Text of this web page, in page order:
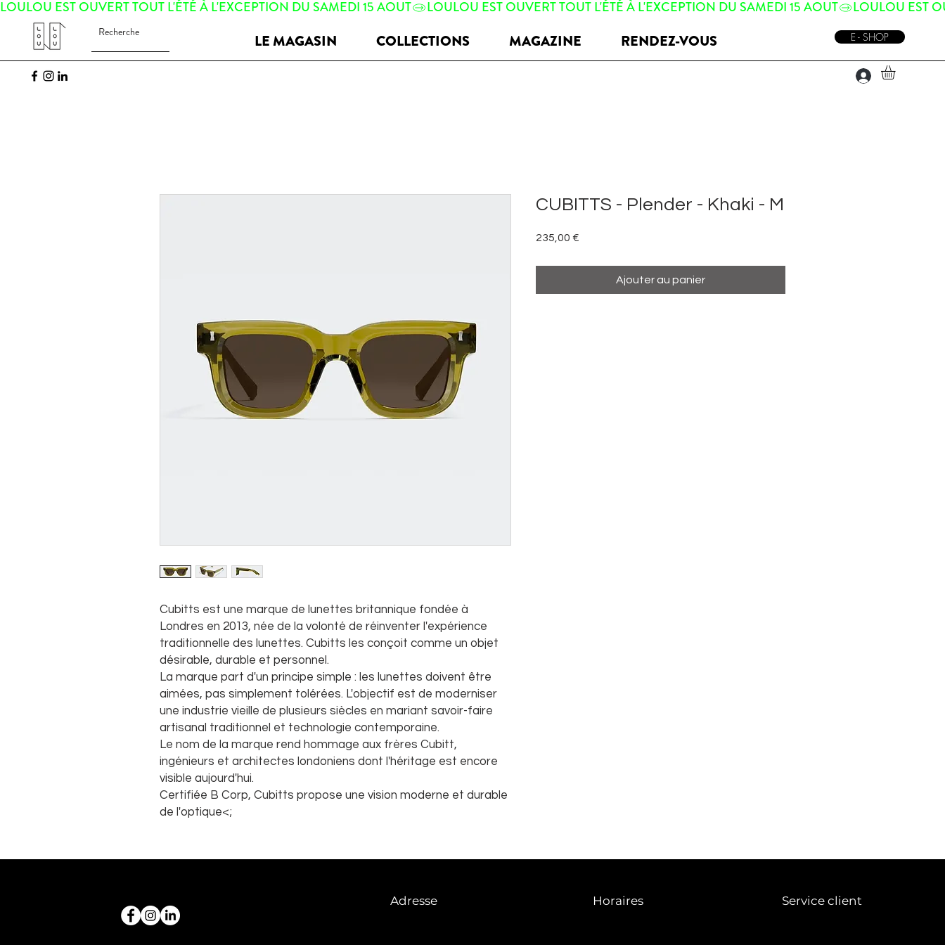
LE MAGASIN COLLECTIONS MAGAZINE RENDEZ-VOUS E - SHOP
LOULOU EST OUVERT TOUT L'ÉTÉ À L'EXCEPTION DU SAMEDI 15 AOUT
Cubitts est une marque de lunettes britannique fondée à
Londres en 2013, née de la volonté de réinventer l'expérience
traditionnelle des lunettes. Cubitts les conçoit comme un objet
désirable, durable et personnel.
La marque part d'un principe simple : les lunettes doivent être
aimées, pas simplement tolérées. L'objectif est de moderniser
une industrie vieille de plusieurs siècles en mariant savoir-faire
artisanal traditionnel et technologie contemporaine.
Le nom de la marque rend hommage aux frères Cubitt,
ingénieurs et architectes londoniens dont l'héritage est encore
visible aujourd'hui.
Certifiée B Corp, Cubitts propose une vision moderne et durable
de l'optique<;
CUBITTS - Plender - Khaki - M
235,00 €
Ajouter au panier
Adresse Horaires Service client